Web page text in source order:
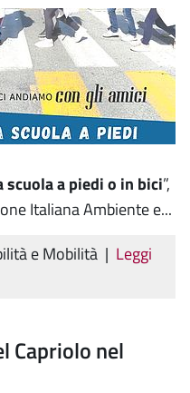
scuola a piedi o in bici”,
Italiana Ambiente e...
e Mobilità | Leggi
Capriolo nel